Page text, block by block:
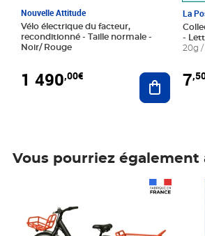
Nouvelle Attitude
Vélo électrique du facteur,
reconditionné - Taille normale -
Noir/ Rouge
1 490,00€ Ajouter
La
-
20g /
7
Vous pourriez également
Prix